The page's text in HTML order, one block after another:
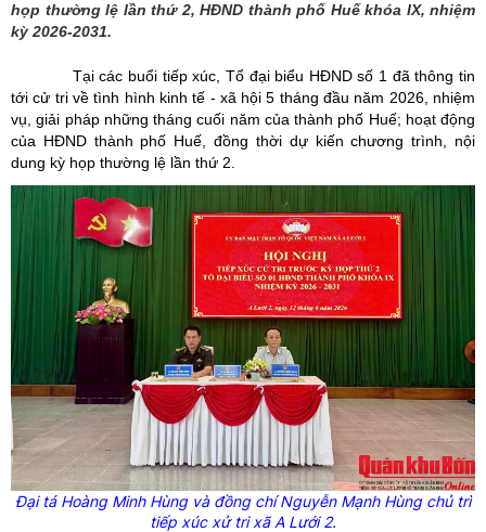
họp thường lệ lần thứ 2, HĐND thành phố Huế khóa IX, nhiệm
kỳ 2026-2031.
Tại các buổi tiếp xúc, Tổ đại biểu HĐND số 1 đã thông tin
tới cử tri về tình hình kinh tế - xã hội 5 tháng đầu năm 2026, nhiệm
vụ, giải pháp những tháng cuối năm của thành phố Huế; hoạt động
của HĐND thành phố Huế, đồng thời dự kiến chương trình, nội
dung kỳ họp thường lệ lần thứ 2.
Đại tá Hoàng Minh Hùng và đồng chí Nguyễn Mạnh Hùng chủ trì
tiếp xúc xử tri xã A Lưới 2.